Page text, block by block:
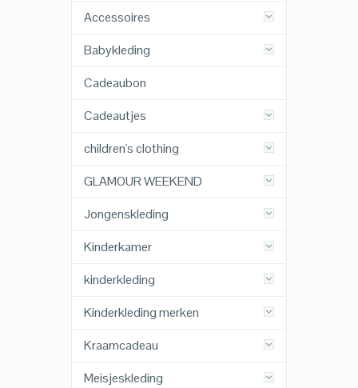
Accessoires
Babykleding
Cadeaubon
Cadeautjes
children's clothing
GLAMOUR WEEKEND
Jongenskleding
Kinderkamer
kinderkleding
Kinderkleding merken
Kraamcadeau
Meisjeskleding